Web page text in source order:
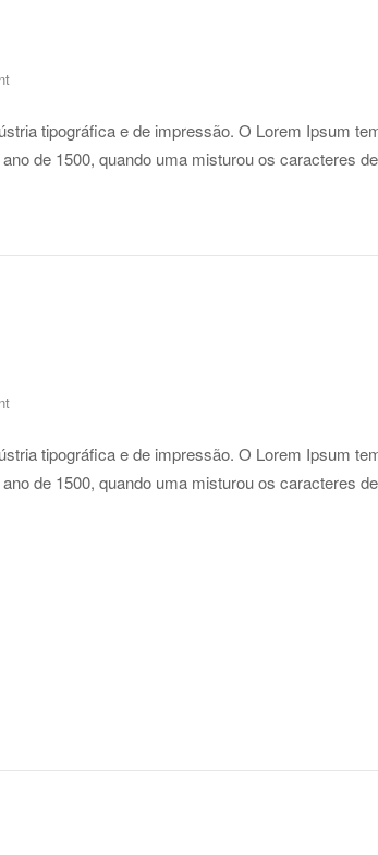
tipográfica e de impressão. O Lorem Ipsum
de 1500, quando uma misturou os caracteres
tipográfica e de impressão. O Lorem Ipsum
de 1500, quando uma misturou os caracteres